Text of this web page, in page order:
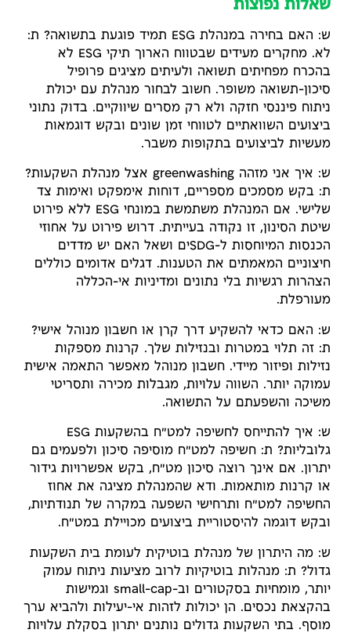
שאלות נפוצות
ש: האם בחירה במנהלת ESG תמיד פוגעת בתשואה? ת:
לא. מחקרים מעידים שבטווח הארוך תיקי ESG לא
בהכרח מפחיתים תשואה ולעיתים מציגים פרופיל
סיכון-תשואה משופר. חשוב לבחור מנהלת עם יכולת
ניתוח פיננסי חזקה ולא רק מסרים שיווקיים. בדוק נתוני
ביצועים השוואתיים לטווחי זמן שונים ובקש דוגמאות
מעשיות לביצועים בתקופות משבר.
ש: איך אני מזהה greenwashing אצל מנהלת השקעות?
ת: בקש מסמכים מספריים, דוחות אימפקט ואימות צד
שלישי. אם המנהלת משתמשת במונחי ESG ללא פירוט
שיטת הסינון, זו נקודה בעייתית. דרוש פירוט על אחוזי
הכנסות המיוחסות ל-SDGים ושאל האם יש מדדים
חיצוניים המאמתים את הטענות. דגלים אדומים כוללים
הצהרות רגשיות בלי נתונים ומדיניות אי-הכללה
מעורפלת.
ש: האם כדאי להשקיע דרך קרן או חשבון מנוהל אישי?
ת: זה תלוי במטרות ובנזילות שלך. קרנות מספקות
נזילות ופיזור מיידי. חשבון מנוהל מאפשר התאמה אישית
עמוקה יותר. השווה עלויות, מגבלות מכירה ותסריטי
משיכה והשפעתם על התשואה.
ש: איך להתייחס לחשיפה למט"ח בהשקעות ESG
גלובליות? ת: חשיפה למט"ח מוסיפה סיכון ולפעמים גם
יתרון. אם אינך רוצה סיכון מט"ח, בקש אפשרויות גידור
או קרנות מותאמות. ודא שהמנהלת מציגה את אחוז
החשיפה למט"ח ותרחישי השפעה במקרה של תנודתיות,
ובקש דוגמה להיסטוריית ביצועים מכויילת במט"ח.
ש: מה היתרון של מנהלת בוטיקית לעומת בית השקעות
גדול? ת: מנהלות בוטיקיות לרוב מציעות ניתוח עמוק
יותר, מומחיות בסקטורים וב-small-cap וגמישות
בהקצאת נכסים. הן יכולות לזהות אי-יעילות ולהביא ערך
מוסף. בתי השקעות גדולים נותנים יתרון בסקלת עלויות